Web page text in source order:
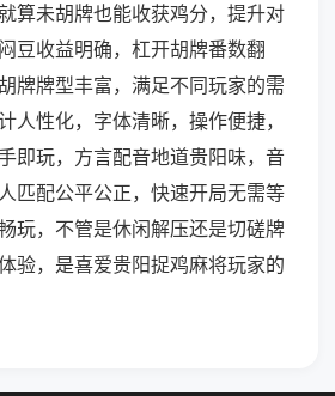
算未胡牌也能收获鸡分，提升对
豆收益明确，杠开胡牌番数翻
牌牌型丰富，满足不同玩家的需
人性化，字体清晰，操作便捷，
即玩，方言配音地道贵阳味，音
匹配公平公正，快速开局无需等
玩，不管是休闲解压还是切磋牌
验，是喜爱贵阳捉鸡麻将玩家的